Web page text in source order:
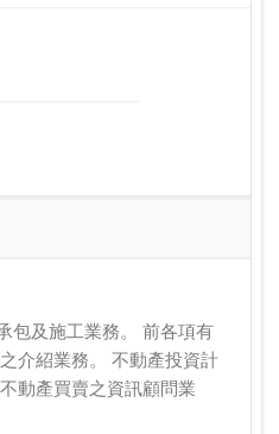
包及施工業務。 前各項有
介紹業務。 不動產投資計
動產買賣之資訊顧問業